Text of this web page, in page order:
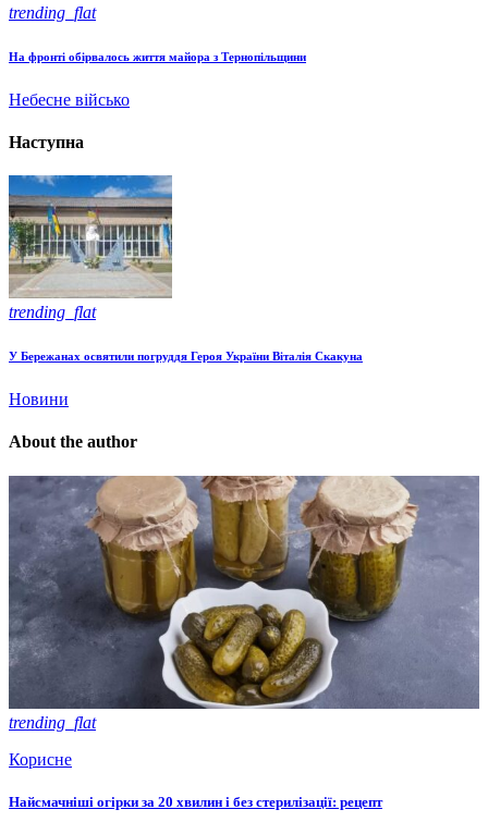
trending_flat
На фронті обірвалось життя майора з Тернопільщини
Небесне військо
Наступна
trending_flat
У Бережанах освятили погруддя Героя України Віталія Скакуна
Новини
About the author
trending_flat
Корисне
Найсмачніші огірки за 20 хвилин і без стерилізації: рецепт